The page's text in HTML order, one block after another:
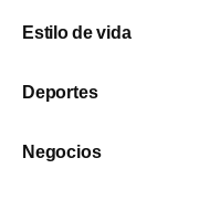
Estilo de vida
Deportes
Negocios